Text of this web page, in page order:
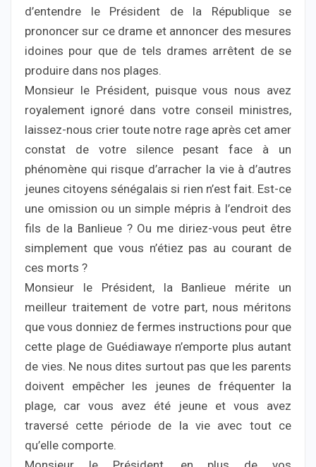
d’entendre le Président de la République se
prononcer sur ce drame et annoncer des mesures
idoines pour que de tels drames arrêtent de se
produire dans nos plages.
Monsieur le Président, puisque vous nous avez
royalement ignoré dans votre conseil ministres,
laissez-nous crier toute notre rage après cet amer
constat de votre silence pesant face à un
phénomène qui risque d’arracher la vie à d’autres
jeunes citoyens sénégalais si rien n’est fait. Est-ce
une omission ou un simple mépris à l’endroit des
fils de la Banlieue ? Ou me diriez-vous peut être
simplement que vous n’étiez pas au courant de
ces morts ?
Monsieur le Président, la Banlieue mérite un
meilleur traitement de votre part, nous méritons
que vous donniez de fermes instructions pour que
cette plage de Guédiawaye n’emporte plus autant
de vies. Ne nous dites surtout pas que les parents
doivent empêcher les jeunes de fréquenter la
plage, car vous avez été jeune et vous avez
traversé cette période de la vie avec tout ce
qu’elle comporte.